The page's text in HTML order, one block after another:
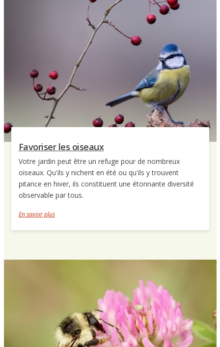
Favoriser les oiseaux
Votre jardin peut être un refuge pour de nombreux
oiseaux. Qu'ils y nichent en été ou qu'ils y trouvent
pitance en hiver, ils constituent une étonnante diversité
observable par tous.
En savoir plus